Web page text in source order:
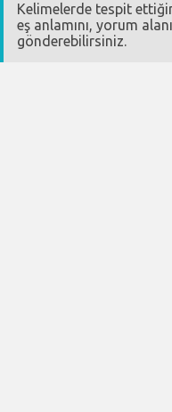
Kelimelerde tespit
eş anlamını, yorum
gönderebilirsiniz.